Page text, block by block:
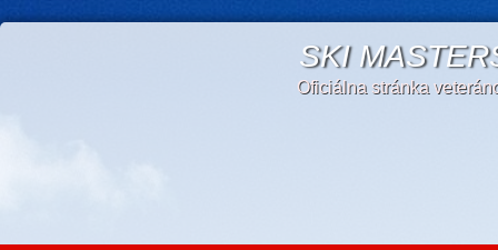
SKI
Oficiálna stránka